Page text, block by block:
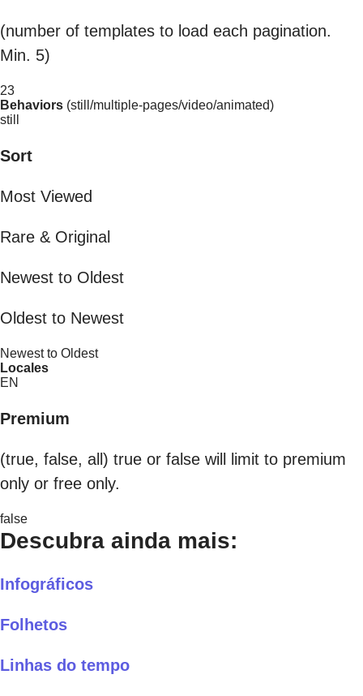
(number of templates to load each pagination.
Min. 5)
23
Behaviors (still/multiple-pages/video/animated)
still
Sort
Most Viewed
Rare & Original
Newest to Oldest
Oldest to Newest
Newest to Oldest
Locales
EN
Premium
(true, false, all) true or false will limit to premium
only or free only.
false
Descubra ainda mais:
Infográficos
Folhetos
Linhas do tempo